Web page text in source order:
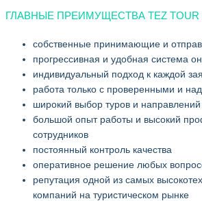
ГЛАВНЫЕ ПРЕИМУЩЕСТВА TEZ TOUR
собственные принимающие и
прогрессивная и удобная система
индивидуальный подход к каждой
работа только с проверенными и
широкий выбор туров и направлений
большой опыт работы и высокий
сотрудников
постоянный контроль качества
оперативное решение любых
репутация одной из самых
компаний на туристическом рынке